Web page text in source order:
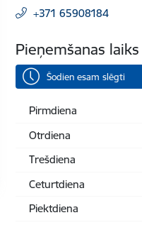
+371 65908184
Pieņemšanas laiks
Šodien esam slēgti
Pirmdiena
Otrdiena
Trešdiena
Ceturtdiena
Piektdiena